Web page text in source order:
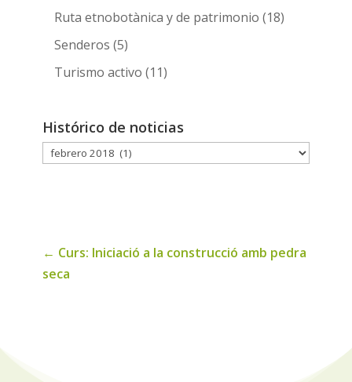
Ruta etnobotànica y de patrimonio (18)
Senderos (5)
Turismo activo (11)
Histórico de noticias
Histórico
← Curs: Iniciació a la construcció amb pedra
seca